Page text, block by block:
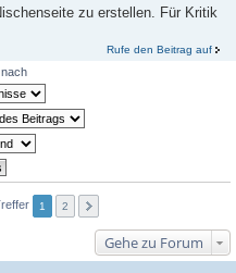
zu erstellen. Für Kritik
Rufe den Beitrag auf
1 2
Gehe zu Forum